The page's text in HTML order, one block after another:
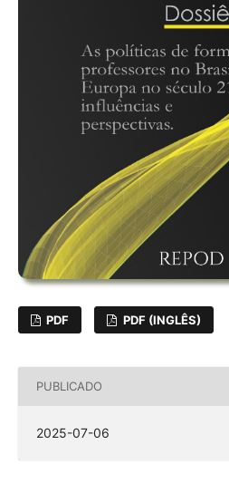
PDF PDF (INGLÊS)
PUBLICADO
2025-07-06